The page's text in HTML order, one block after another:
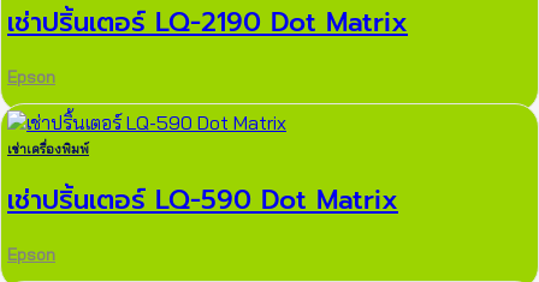
เช่าปริ้นเตอร์ LQ-2190 Dot Matrix
Epson
เช่าเครื่องพิมพ์
เช่าปริ้นเตอร์ LQ-590 Dot Matrix
Epson